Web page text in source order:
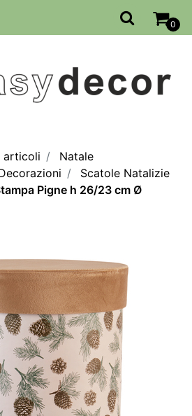
0
articoli
Natale
Scatole Natalizie
Pigne h 26/23 cm Ø